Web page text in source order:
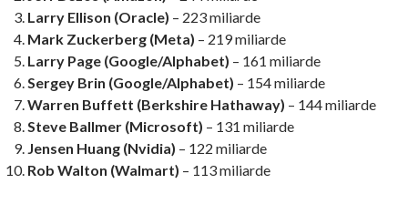
Larry Ellison (Oracle) – 223 miliarde
Mark Zuckerberg (Meta) – 219 miliarde
Larry Page (Google/Alphabet) – 161 miliarde
Sergey Brin (Google/Alphabet) – 154 miliarde
Warren Buffett (Berkshire Hathaway) – 144 miliarde
Steve Ballmer (Microsoft) – 131 miliarde
Jensen Huang (Nvidia) – 122 miliarde
Rob Walton (Walmart) – 113 miliarde